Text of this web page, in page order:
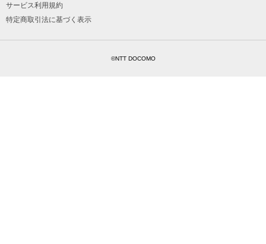
サービス利用規約
特定商取引法に基づく表示
©NTT DOCOMO